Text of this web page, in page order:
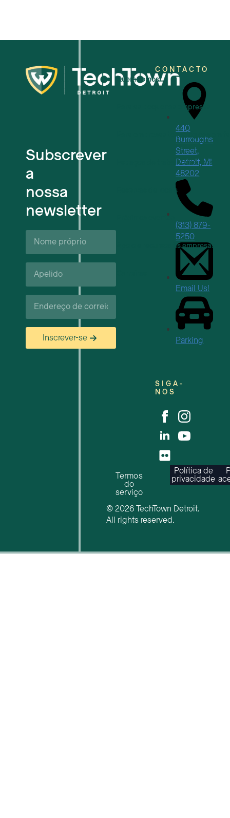
Subscrever
a
nossa
newsletter
Nome
próprio*
Apelido*
Correio
eletrónico*
Inscrever-se
Quem somos
Para as pequenas empresas
Para empresas tecnológicas em
Espaços de trabalho flexíveis
Reservas de locais
Próximos eventos
Apoio e recursos às empresas
CONTACTO
440
Burroughs
Street,
Detroit, MI
48202
(313) 879-
5250
Email Us!
Parking
SIGA-
NOS
Termos
do
serviço
Política de
privacidade
© 2026 TechTown Detroit.
All rights reserved.